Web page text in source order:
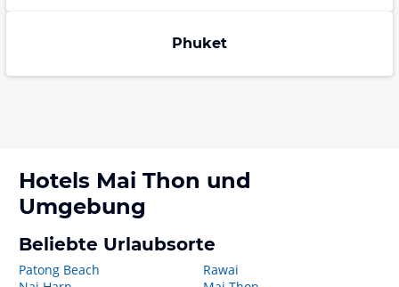
Phuket
Hotels Mai Thon und
Umgebung
Beliebte Urlaubsorte
Patong Beach
Rawai